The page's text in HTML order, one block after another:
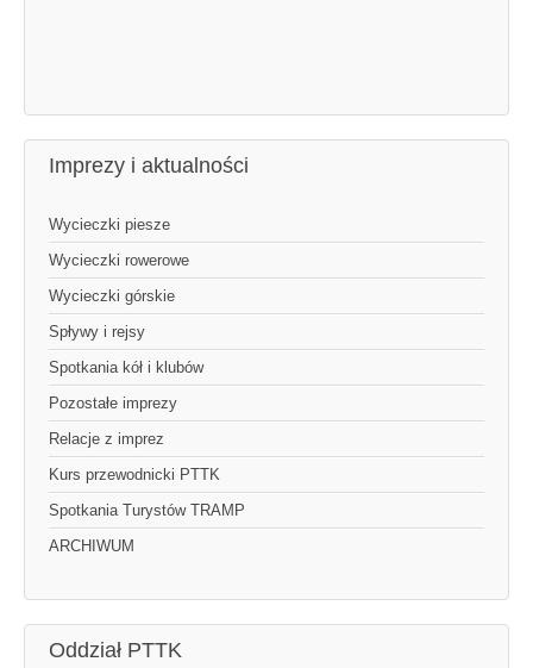
Imprezy i aktualności
Wycieczki piesze
Wycieczki rowerowe
Wycieczki górskie
Spływy i rejsy
Spotkania kół i klubów
Pozostałe imprezy
Relacje z imprez
Kurs przewodnicki PTTK
Spotkania Turystów TRAMP
ARCHIWUM
Oddział PTTK